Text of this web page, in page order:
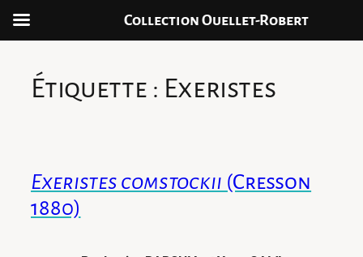
contenuÉtiquette : Exeristes
Exeristes comstockii (Cresson
1880)
Collection Ouellet-Robert